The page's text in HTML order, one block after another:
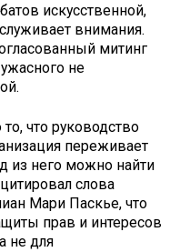
искусственной,
внимания.
митинг
не
что руководство
переживает
из него можно найти
слова
Мари Паскье, что
прав и интересов
не для